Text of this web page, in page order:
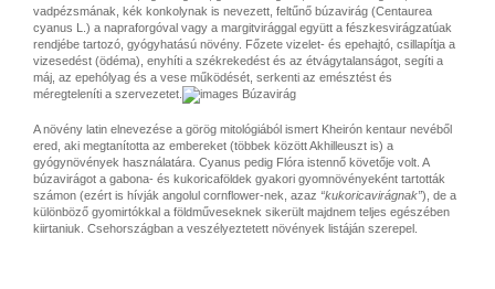
vadpézsmának, kék konkolynak is nevezett, feltűnő búzavirág (Centaurea
cyanus L.) a napraforgóval vagy a margitvirággal együtt a fészkesvirágzatúak
rendjébe tartozó, gyógyhatású növény. Főzete vizelet- és epehajtó, csillapítja a
vizesedést (ödéma), enyhíti a székrekedést és az étvágytalanságot, segíti a
máj, az epehólyag és a vese működését, serkenti az emésztést és
méregteleníti a szervezetet.
A növény latin elnevezése a görög mitológiából ismert Kheirón kentaur nevéből
ered, aki megtanította az embereket (többek között Akhilleuszt is) a
gyógynövények használatára. Cyanus pedig Flóra istennő követője volt. A
búzavirágot a gabona- és kukoricaföldek gyakori gyomnövényeként tartották
számon (ezért is hívják angolul cornflower-nek, azaz “kukoricavirágnak”), de a
különböző gyomirtókkal a földműveseknek sikerült majdnem teljes egészében
kiirtaniuk. Csehországban a veszélyeztetett növények listáján szerepel.